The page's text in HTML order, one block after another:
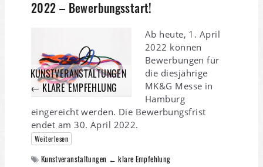
2022 – Bewerbungsstart!
KUNSTVERANSTALTUNGEN
← KLARE EMPFEHLUNG
Ab heute, 1. April
2022 können
Bewerbungen für
die diesjährige
MK&G Messe in
Hamburg
eingereicht werden. Die Bewerbungsfrist
endet am 30. April 2022.
Weiterlesen
Kunstveranstaltungen ← klare Empfehlung